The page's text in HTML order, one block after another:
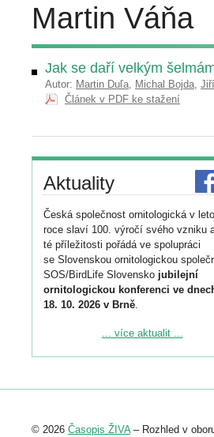
Martin Váňa
Jak se daří velkým
Autor: Martin Duľa, Michal Bojda,
Článek v PDF ke stažení
Aktuality
Česká společnost ornitologická v
roce slaví 100. výročí svého vzniku
té příležitosti pořádá ve spolupráci
se Slovenskou ornitologickou
SOS/BirdLife Slovensko jubilejní
ornitologickou konferenci ve
18. 10. 2026 v Brně.
Podrobnější informace ke konferenci
Registrovat se můžete do 6. září.
abstraktu přihlášené přednášky nebo
... více aktualit ...
© 2026 Časopis ŽIVA– Rozhled v